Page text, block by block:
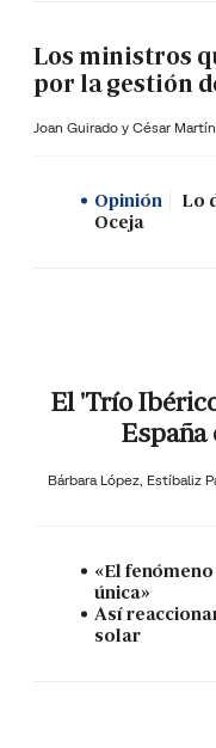
Los ministros
por la gestión
Joan Guirado y César Martín
Opinión
Lo
Oceja
El 'Trío
Bárbara López, Estíbaliz
«El
única»
Así
solar